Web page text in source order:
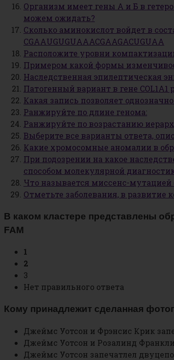
Организм имеет гены А и Б в
можем ожидать?
Сколько аминокислот войдет в
CGAAUGUGUAAACGAAGACUGUAA
Расположите уровни
Примером какой формы
Наследственная эпилептическая
Патогенный вариант в гене COL1A1
Какая запись позволяет
Ранжируйте по длине генома:
Ранжируйте по возрастанию
Выберите все варианты ответа,
Какие хромосомные аномалии в
При подозрении на какое
способом молекулярной
Что называется миссенс-
Отметьте заболевания, в
В каком кластере представлены
FAM
1
2
3
Нет правильного ответа
Кому принадлежит сделанная
Джеймс Уотсон и Фрэнсис Крик
Джеймс Уотсон и Розалинд
Джеймс Уотсон запечатлел